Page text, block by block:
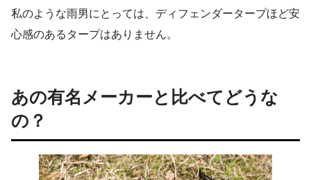
私のような雨男にとっては、ディフェンダータープほど安
心感のあるタープはありません。
あの有名メーカーと比べてどうな
の？